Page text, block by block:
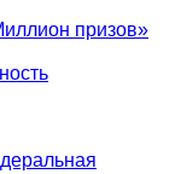
призов»